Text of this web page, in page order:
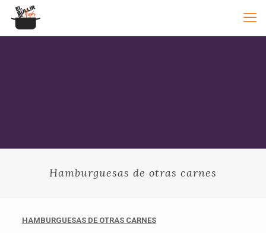
Hamburguesas de otras carnes
HAMBURGUESAS DE OTRAS CARNES